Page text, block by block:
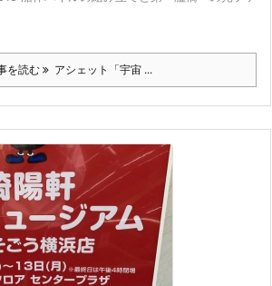
を読む アシェット「宇宙 ...